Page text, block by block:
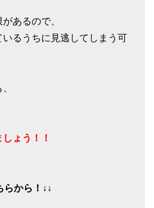
あるので、
るうちに見逃してしまう可
ょう！！
らから！↓↓